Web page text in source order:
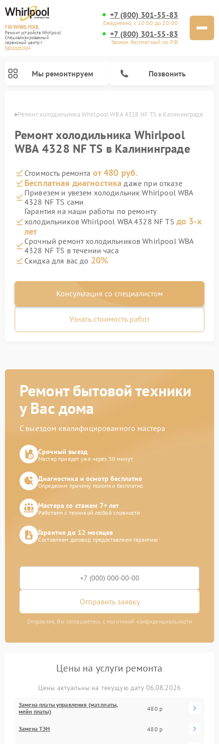
FIX-WHIRLPOOL
Ремонт устройств Whirlpool
Специализированный
cервисный центр г.
Калининград
+7 (800) 301-55-83
Ежедневно, с 10:00 до 20:00
+7 (800) 301-55-83
Звонок бесплатный по РФ
Мы ремонтируем Позвонить
Ремонт холодильника Whirlpool WBA 4328 NF TS в Калининграде
Ремонт холодильника Whirlpool
WBA 4328 NF TS в Калининграде
Стоимость ремонта от 480 руб.
Бесплатная диагностика даже при отказе
Привезем и увезем холодильник Whirlpool WBA
4328 NF TS сами
Гарантия на наши работы по ремонту
холодильников Whirlpool WBA 4328 NF TS до 3-х
лет
Срочный ремонт холодильников Whirlpool WBA
4328 NF TS в течении часа
Скидка для вас до 20%
Консультация со специалистом
Узнать стоимость работ
Ремонт бытовой техники
у Вас дома
С выездом квалифицированного мастера
Срочный выезд
Мастер приедет уже через 30 минут
Диагностика и осмотр бесплатно
Определим причину поломки бесплатно
Мастера со стажем 7+ лет
Работаем с техникой любой сложности
Гарантия до 12 месяцев
Составляем договор, предоставляем гарантию
Отправить заявку
Отправляя, Вы соглашаетесь с политикой конфиденциальности
Цены на услуги ремонта
Цены актуальны на текущую дату 06.08.2026
Замена платы управления (мат.платы,
мейн платы)
480 р
Замена ТЭН 480 р